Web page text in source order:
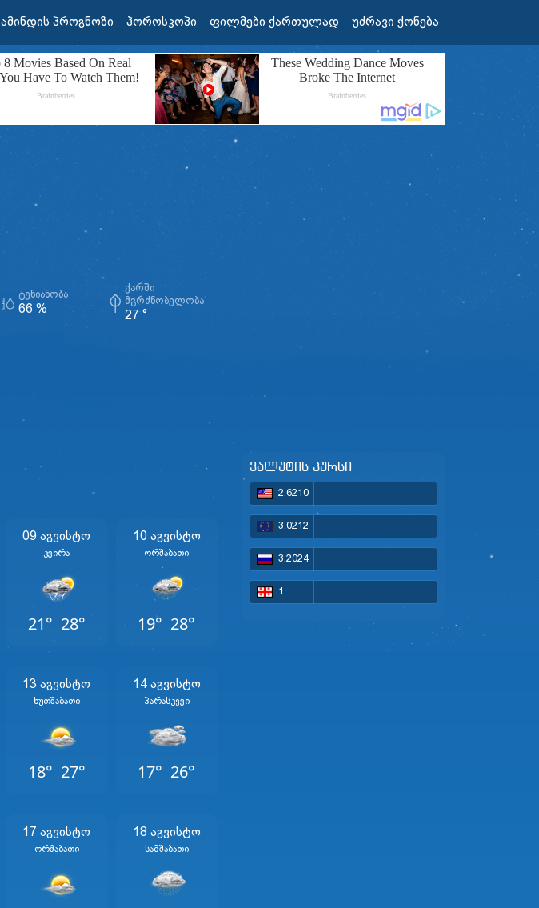
ამინდის პროგნოზი ჰოროსკოპი ფილმები ქართულად უძრავი ქონება
ᲢᲔᲜᲘᲐᲜᲝᲑᲐ
66 %
ᲥᲐᲠᲨᲘ
ᲛᲒᲠᲫᲜᲝᲑᲔᲚᲝᲑᲐ
27 °
09 Აგვისტო
Კვირა
21° 28°
10 Აგვისტო
Ორშაბათი
19° 28°
13 Აგვისტო
Ხუთშაბათი
18° 27°
14 Აგვისტო
Პარასკევი
17° 26°
17 Აგვისტო
Ორშაბათი
18 Აგვისტო
Სამშაბათი
ვალუტის კურსი
2.6210
3.0212
3.2024
1